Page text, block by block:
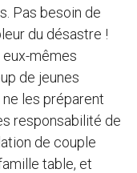
Pas besoin de
du désastre !
mêmes
de jeunes
les préparent
responsabilité de
de couple
table, et